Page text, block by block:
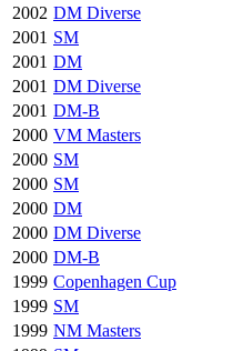
2002 DM Diverse
2001 SM
2001 DM
2001 DM Diverse
2001 DM-B
2000 VM Masters
2000 SM
2000 SM
2000 DM
2000 DM Diverse
2000 DM-B
1999 Copenhagen Cup
1999 SM
1999 NM Masters